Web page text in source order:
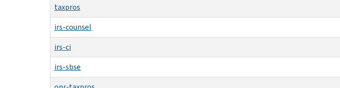
taxpros
irs-counsel
irs-ci
irs-sbse